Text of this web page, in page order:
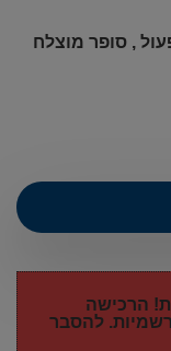
, סופר מוצלח
הרכישה
להסבר